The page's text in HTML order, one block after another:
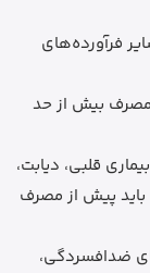
فرآورده‌های
مصرف بیش از حد
قلبی، دیابت،
باید پیش از مصرف
ضدافسردگی،